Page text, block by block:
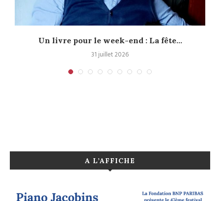
Un livre pour le week-end : La fête...
31 juillet 2026
A L’AFFICHE